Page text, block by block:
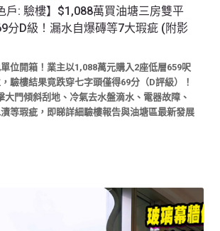
戶: 驗樓】$1,088萬買油塘三房雙平
分D級！漏水自爆磚等7大瑕疵 (附影
位開箱！業主以1,088萬元購入2座低層659呎
驗樓結果竟跌穿七字頭僅得69分（D評級）！
門傾斜刮地、冷氣去水盤滴水、電器故障、
等瑕疵，即睇詳細驗樓報告與油塘區最新發展